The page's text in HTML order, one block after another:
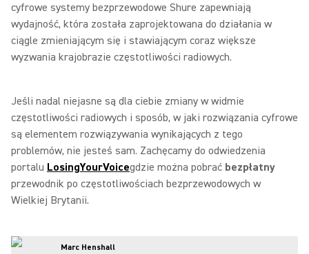
cyfrowe systemy bezprzewodowe Shure zapewniają
wydajność, która została zaprojektowana do działania w
ciągle zmieniającym się i stawiającym coraz większe
wyzwania krajobrazie częstotliwości radiowych.
Jeśli nadal niejasne są dla ciebie zmiany w widmie
częstotliwości radiowych i sposób, w jaki rozwiązania cyfrowe
są elementem rozwiązywania wynikających z tego
problemów, nie jesteś sam. Zachęcamy do odwiedzenia
portalu LosingYourVoicegdzie można pobrać bezpłatny
przewodnik po częstotliwościach bezprzewodowych w
Wielkiej Brytanii.
Marc Henshall